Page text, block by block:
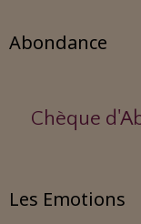
Abondance
Chèque
Les Emotions